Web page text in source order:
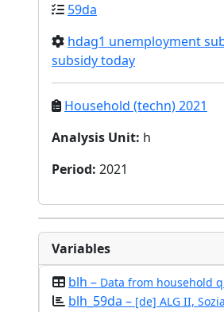
59da
hdag1 unemployment
subsidy today
Household (techn) 2021
Analysis Unit: h
Period: 2021
Variables
blh – Data from household
blh_59da – [de] ALG II,